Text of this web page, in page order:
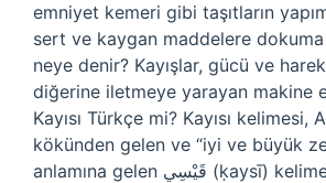
emniyet kemeri gibi taşıtların
sert ve kaygan maddelere dokuma
neye denir? Kayışlar, gücü ve
diğerine iletmeye yarayan makine
Kayısı Türkçe mi? Kayısı kelimesi,
kökünden gelen ve “iyi ve büyük
anlamına gelen قَيْسِي (ḳaysī) kelimesinden ödünç